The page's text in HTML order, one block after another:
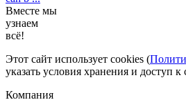
Вместе мы
узнаем
всё!
Этот сайт использует cookies (
указать условия хранения и доступ к
Компания